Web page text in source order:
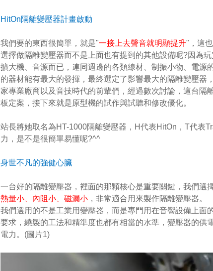
HitOn隔離變壓器計畫啟動
我們要的東西很簡單，就是"一接上去聲音就明顯提升"，這
選擇做隔離變壓器而不是上面也有提到的其他設備呢?因為
擴大機、音源而已，連同週邊的各類線材、制振小物、電源
的器材能有最大的發揮，最終選定了影響最大的隔離變壓器
家專業廠商以及音技時代的前輩們，經過數次討論，這台隔
板定案，接下來就是原型機的試作與試聽和修改優化。
站長將她取名為HT-1000隔離變壓器，H代表HitOn，T代表
力，是不是很簡單易懂呢?^^
身世不凡的強健心臟
一台好的隔離變壓器，裡面的那顆核心是重要關鍵，我們選
熱量小、內阻小、磁漏小 ，非常適合用來製作隔離變壓器。
我們選用的不是工業用變壓器，而是專門用在音響設備上面
要求，繞製的工法和精準度也都有相當的水準，變壓器的供
電力。(圖片1)